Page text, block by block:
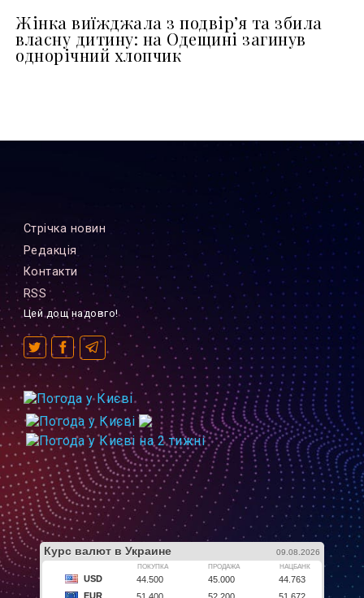
Жінка виїжджала з подвір’я та збила
власну дитину: на Одещині загинув
однорічний хлопчик
Стрiчка новин
Редакцiя
Контакти
RSS
Цей дощ надовго!